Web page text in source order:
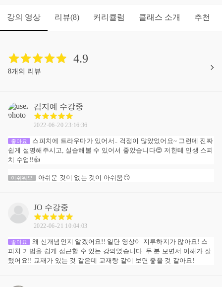
강의 영상 리뷰(8) 커리큘럼 클래스 소개 추천
4.9
8개의 리뷰
김지예 수강중
2022-06-20 23:16:36
좋아요
스피치에 트라우마가 있어서.. 걱정이 많았었어요~ 그런데 진짜
쉽게 설명해주시고, 실습해볼 수 있어서 좋았습니다😍 저한테 인생 스피
치 수업!!👍
아쉬워요 아쉬운 것이 없는 것이 아쉬움😏
JO 수강중
2022-06-21 10:04:03
좋아요
왜 신개념인지 알겠어요!! 일단 영상이 지루하지가 않아요! 스
피치 기법을 쉽게 접근할 수 있는 강의였습니다. 두 분 보면서 이해가 잘
됐어요!! 교재가 있는 것 같은데 교재랑 같이 보면 좋을 것 같아요!